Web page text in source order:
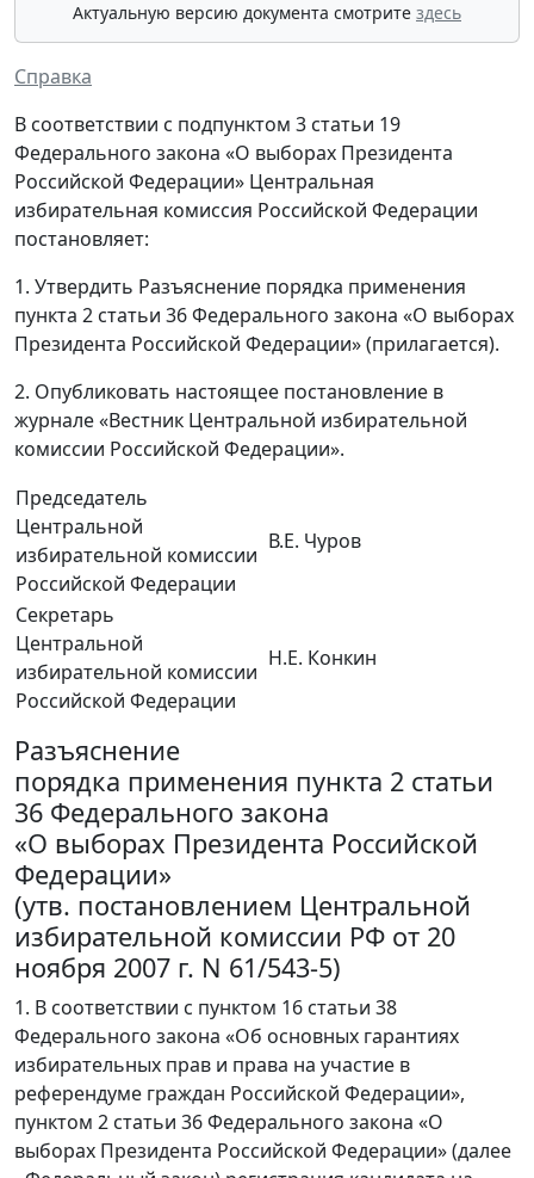
Актуальную версию документа смотрите здесь
Справка
В соответствии с подпунктом 3 статьи 19
Федерального закона «О выборах Президента
Российской Федерации» Центральная
избирательная комиссия Российской Федерации
постановляет:
1. Утвердить Разъяснение порядка применения
пункта 2 статьи 36 Федерального закона «О выборах
Президента Российской Федерации» (прилагается).
2. Опубликовать настоящее постановление в
журнале «Вестник Центральной избирательной
комиссии Российской Федерации».
Председатель
Центральной
избирательной комиссии
Российской Федерации
В.Е. Чуров
Секретарь
Центральной
избирательной комиссии
Российской Федерации
Н.Е. Конкин
Разъяснение
порядка применения пункта 2 статьи
36 Федерального закона
«О выборах Президента Российской
Федерации»
(утв. постановлением Центральной
избирательной комиссии РФ от 20
ноября 2007 г. N 61/543-5)
1. В соответствии с пунктом 16 статьи 38
Федерального закона «Об основных гарантиях
избирательных прав и права на участие в
референдуме граждан Российской Федерации»,
пунктом 2 статьи 36 Федерального закона «О
выборах Президента Российской Федерации» (далее